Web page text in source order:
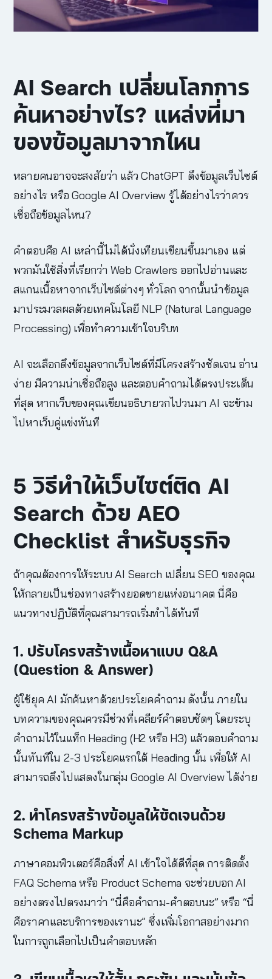
AI Search เปลี่ยนโลกการ
ค้นหาอย่างไร? แหล่งที่มา
ของข้อมูลมาจากไหน
หลายคนอาจจะสงสัยว่า แล้ว ChatGPT ดึงข้อมูลเว็บไซต์
อย่างไร หรือ Google AI Overview รู้ได้อย่างไรว่าควร
เชื่อถือข้อมูลไหน?
คำตอบคือ AI เหล่านี้ไม่ได้นั่งเทียนเขียนขึ้นมาเอง แต่
พวกมันใช้สิ่งที่เรียกว่า Web Crawlers ออกไปอ่านและ
สแกนเนื้อหาจากเว็บไซต์ต่างๆ ทั่วโลก จากนั้นนำข้อมูล
มาประมวลผลด้วยเทคโนโลยี NLP (Natural Language
Processing) เพื่อทำความเข้าใจบริบท
AI จะเลือกดึงข้อมูลจากเว็บไซต์ที่มีโครงสร้างชัดเจน อ่าน
ง่าย มีความน่าเชื่อถือสูง และตอบคำถามได้ตรงประเด็น
ที่สุด หากเว็บของคุณเขียนอธิบายวกไปวนมา AI จะข้าม
ไปหาเว็บคู่แข่งทันที
5 วิธีทำให้เว็บไซต์ติด AI
Search ด้วย AEO
Checklist สำหรับธุรกิจ
ถ้าคุณต้องการให้ระบบ AI Search เปลี่ยน SEO ของคุณ
ให้กลายเป็นช่องทางสร้างยอดขายแห่งอนาคต นี่คือ
แนวทางปฏิบัติที่คุณสามารถเริ่มทำได้ทันที
1. ปรับโครงสร้างเนื้อหาแบบ Q&A
(Question & Answer)
ผู้ใช้ยุค AI มักค้นหาด้วยประโยคคำถาม ดังนั้น ภายใน
บทความของคุณควรมีช่วงที่เคลียร์คำตอบชัดๆ โดยระบุ
คำถามไว้ในแท็ก Heading (H2 หรือ H3) แล้วตอบคำถาม
นั้นทันทีใน 2-3 ประโยคแรกใต้ Heading นั้น เพื่อให้ AI
สามารถดึงไปแสดงในกลุ่ม Google AI Overview ได้ง่าย
2. ทำโครงสร้างข้อมูลให้ชัดเจนด้วย
Schema Markup
ภาษาคอมพิวเตอร์คือสิ่งที่ AI เข้าใจได้ดีที่สุด การติดตั้ง
FAQ Schema หรือ Product Schema จะช่วยบอก AI
อย่างตรงไปตรงมาว่า “นี่คือคำถาม-คำตอบนะ” หรือ “นี่
คือราคาและบริการของเรานะ” ซึ่งเพิ่มโอกาสอย่างมาก
ในการถูกเลือกไปเป็นคำตอบหลัก